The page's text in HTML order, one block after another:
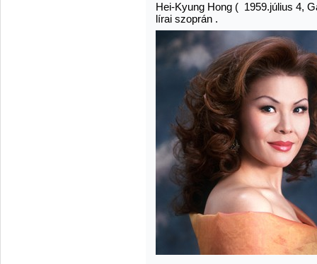
Hei-Kyung Hong ( 1959.július 4,
lírai szoprán .